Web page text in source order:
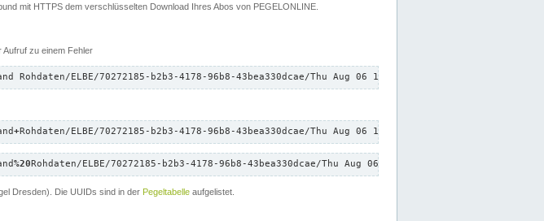
mit HTTPS dem verschlüsselten Download Ihres Abos von PEGELONLINE.
Aufruf zu einem Fehler
ELBE/70272185-b2b3-4178-96b8-43bea330dcae/Thu Aug 06 11:43:01 CEST 2026/down.txt"
+Rohdaten/ELBE/70272185-b2b3-4178-96b8-43bea330dcae/Thu Aug 06 11:43:01 CEST 2026/down.txt"
%20Rohdaten/ELBE/70272185-b2b3-4178-96b8-43bea330dcae/Thu Aug 06 11:43:01 CEST 2026/down.txt"
Dresden). Die UUIDs sind in der Pegeltabelle aufgelistet.